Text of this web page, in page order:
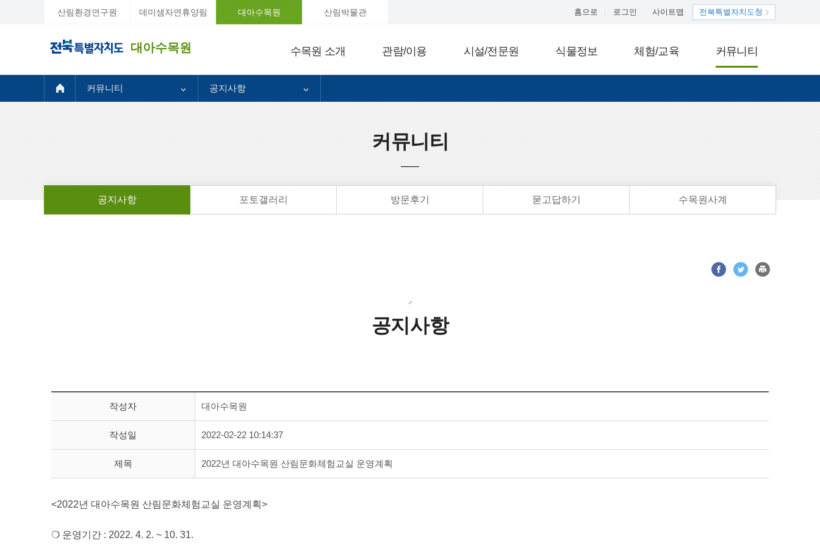
산림환경연구원 데미샘자연휴양림 대아수목원 산림박물관 홈으로 로그인 사이트맵 전북특별자치도청
대아수목원 수목원 소개 관람/이용 시설/전문원 식물정보 체험/교육 커뮤니티
커뮤니티 공지사항
커뮤니티
공지사항 포토갤러리 방문후기 묻고답하기 수목원사계
공지사항
작성자 대아수목원
작성일 2022-02-22 10:14:37
제목 2022년 대아수목원 산림문화체험교실 운영계획
<2022년 대아수목원 산림문화체험교실 운영계획>
❍ 운영기간 : 2022. 4. 2. ~ 10. 31.